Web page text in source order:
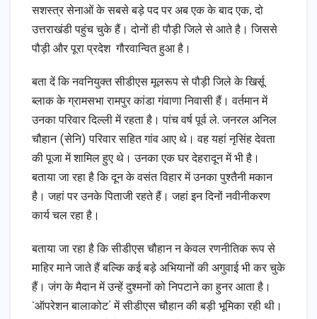
सशस्त्र सेनाओं के सबसे बड़े पद पर अब एक के बाद एक, दो
उत्तराखंडी पहुंच चुके हैं। दोनों ही पौड़ी जिले से आते है। जिससे
पौड़ी और पूरा प्रदेश गौरवान्वित हुआ है।
बता दें कि नवनियुक्त सीडीएस मूलरूप से पौड़ी जिले के खिर्सू
ब्लाक के ग्रामसभा रामपुर कांडा गंवाणा निवासी हैं। वर्तमान में
उनका परिवार दिल्ली में रहता है। पांच वर्ष पूर्व ले. जनरल अनिल
चौहान (सेनि) परिवार सहित गांव आए थे। वह यहां नृसिंह देवता
की पूजा में शामिल हुए थे। उनका एक घर देहरादून में भी है।
बताया जा रहा है कि दून के वसंत विहार में उनका पुश्तैनी मकान
है। जहां पर उनके पिताजी रहते हैं। जहां इन दिनों नवीनीकरण
कार्य चल रहा है।
बताया जा रहा है कि सीडीएस चौहान न केवल रणनीतिक रूप से
माहिर माने जाते हैं बल्कि कई बड़े अभियानों की अगुवाई भी कर चुके
हैं। जंग के मैदान में उन्हें दुश्मनों को निपटाने का हुनर आता है।
‘ऑपरेशन बालाकोट’ में सीडीएस चौहान की बड़ी भूमिका रही थी।